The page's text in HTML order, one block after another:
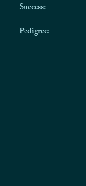
Success:
Pedigree: